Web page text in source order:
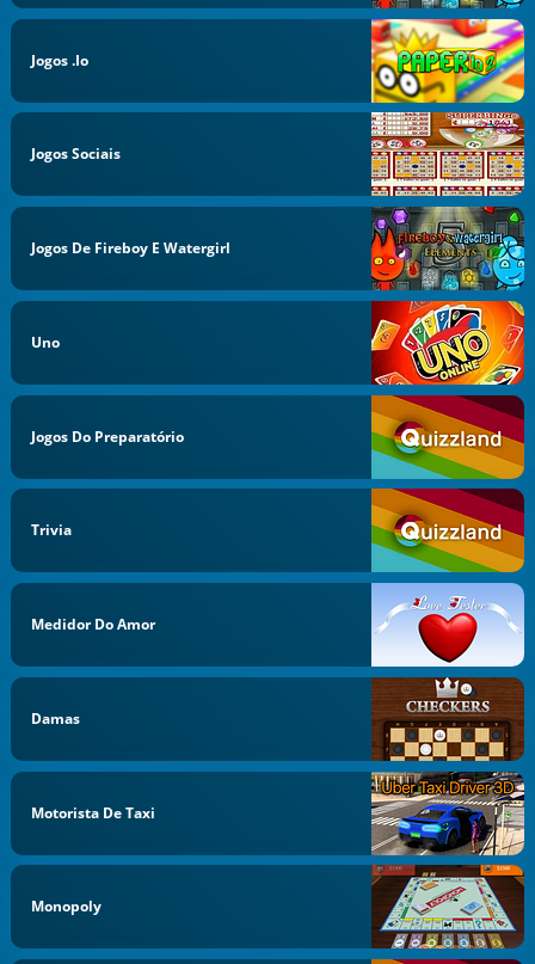
Jogos .io
Jogos Sociais
Jogos De Fireboy E Watergirl
Uno
Jogos Do Preparatório
Trivia
Medidor Do Amor
Damas
Motorista De Taxi
Monopoly